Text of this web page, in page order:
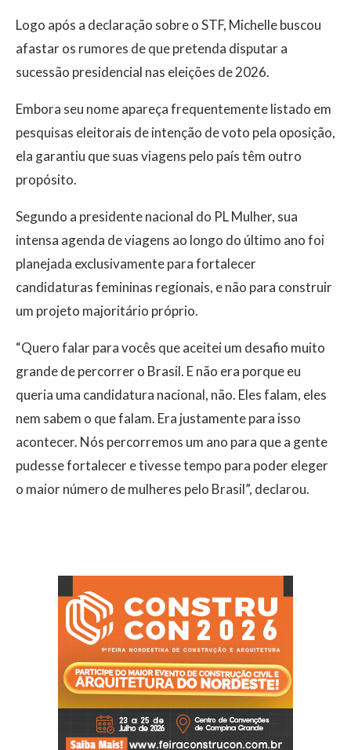
Logo após a declaração sobre o STF, Michelle buscou
afastar os rumores de que pretenda disputar a
sucessão presidencial nas eleições de 2026.
Embora seu nome apareça frequentemente listado em
pesquisas eleitorais de intenção de voto pela oposição,
ela garantiu que suas viagens pelo país têm outro
propósito.
Segundo a presidente nacional do PL Mulher, sua
intensa agenda de viagens ao longo do último ano foi
planejada exclusivamente para fortalecer
candidaturas femininas regionais, e não para construir
um projeto majoritário próprio.
“Quero falar para vocês que aceitei um desafio muito
grande de percorrer o Brasil. E não era porque eu
queria uma candidatura nacional, não. Eles falam, eles
nem sabem o que falam. Era justamente para isso
acontecer. Nós percorremos um ano para que a gente
pudesse fortalecer e tivesse tempo para poder eleger
o maior número de mulheres pelo Brasil”, declarou.